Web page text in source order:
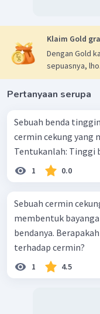
Klaim Gold
Dengan Gold
sepuasnya, lho.
Pertanyaan serupa
Sebuah benda
cermin cekung yang
Tentukanlah: Tinggi
1 0.0
Sebuah cermin
membentuk
bendanya.
terhadap cermin?
1 4.5